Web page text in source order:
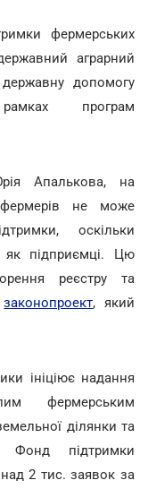
фермерських
аграрний
допомогу
програм
Апалькова, на
фермерів не може
оскільки
як підприємці. Цю
реєстру та
законопроект, який
ініціює надання
фермерським
ділянки та
Фонд підтримки
2 тис. заявок за